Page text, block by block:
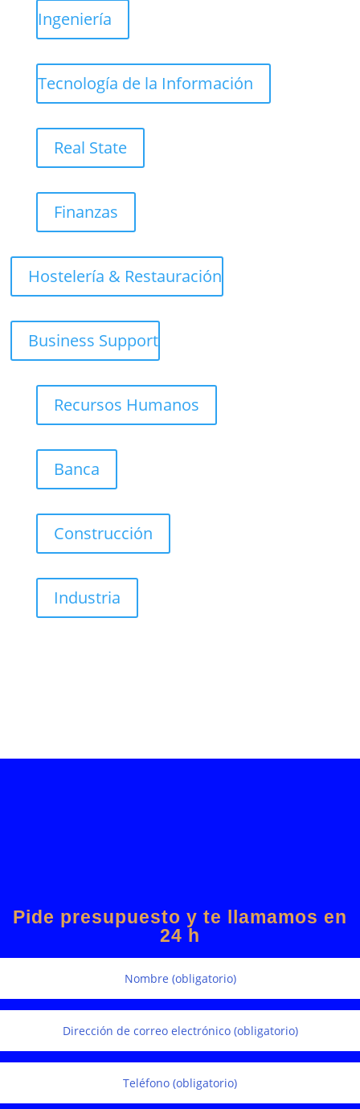
Ingeniería
Tecnología de la Información
Real State
Finanzas
Hostelería & Restauración
Business Support
Recursos Humanos
Banca
Construcción
Industria
Pide presupuesto y te llamamos en
24 h